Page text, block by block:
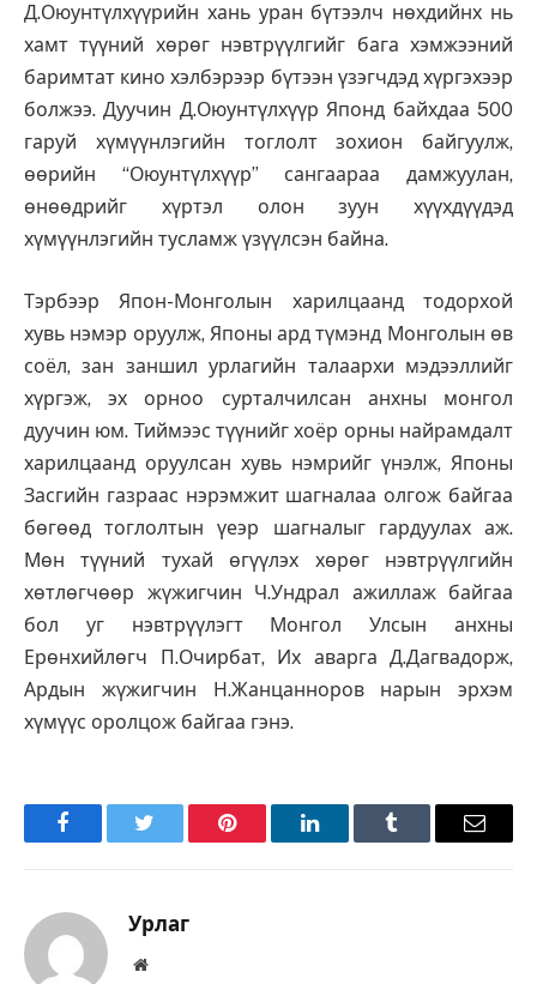
Д.Оюунтүлхүүрийн хань уран бүтээлч нөхдийнх нь
хамт түүний хөрөг нэвтрүүлгийг бага хэмжээний
баримтат кино хэлбэрээр бүтээн үзэгчдэд хүргэхээр
болжээ. Дуучин Д.Оюунтүлхүүр Японд байхдаа 500
гаруй хүмүүнлэгийн тоглолт зохион байгуулж,
өөрийн “Оюунтүлхүүр” сангаараа дамжуулан,
өнөөдрийг хүртэл олон зуун хүүхдүүдэд
хүмүүнлэгийн тусламж үзүүлсэн байна.
Тэрбээр Япон-Монголын харилцаанд тодорхой
хувь нэмэр оруулж, Японы ард түмэнд Монголын өв
соёл, зан заншил урлагийн талаархи мэдээллийг
хүргэж, эх орноо сурталчилсан анхны монгол
дуучин юм. Тиймээс түүнийг хоёр орны найрамдалт
харилцаанд оруулсан хувь нэмрийг үнэлж, Японы
Засгийн газраас нэрэмжит шагналаа олгож байгаа
бөгөөд тоглолтын үеэр шагналыг гардуулах аж.
Мөн түүний тухай өгүүлэх хөрөг нэвтрүүлгийн
хөтлөгчөөр жүжигчин Ч.Ундрал ажиллаж байгаа
бол уг нэвтрүүлэгт Монгол Улсын анхны
Ерөнхийлөгч П.Очирбат, Их аварга Д.Дагвадорж,
Ардын жүжигчин Н.Жанцанноров нарын эрхэм
хүмүүс оролцож байгаа гэнэ.
FacebookTwitter Pinterest LinkedInTumblr Имэйл
Урлаг
Вэбсайт